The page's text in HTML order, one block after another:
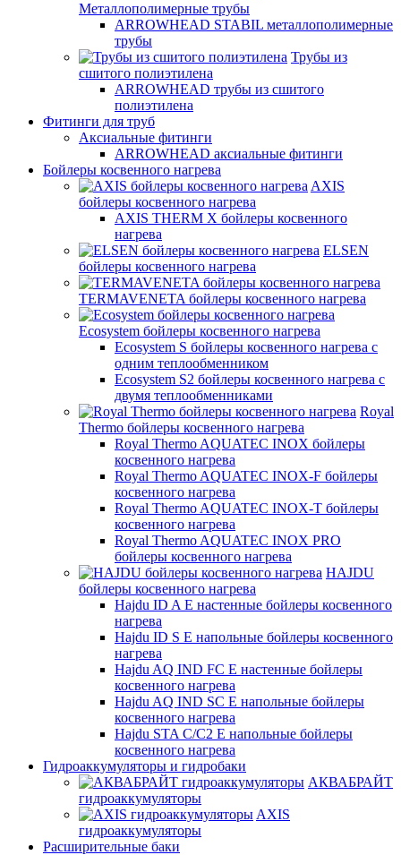
Металлополимерные трубы
ARROWHEAD STABIL металлополимерные
трубы
Трубы из
сшитого полиэтилена
ARROWHEAD трубы из сшитого
полиэтилена
Фитинги для труб
Аксиальные фитинги
ARROWHEAD аксиальные фитинги
Бойлеры косвенного нагрева
AXIS
бойлеры косвенного нагрева
AXIS THERM X бойлеры косвенного
нагрева
ELSEN
бойлеры косвенного нагрева
TERMAVENETA бойлеры косвенного нагрева
Ecosystem бойлеры косвенного нагрева
Ecosystem S бойлеры косвенного нагрева с
одним теплообменником
Ecosystem S2 бойлеры косвенного нагрева с
двумя теплообменниками
Royal
Thermo бойлеры косвенного нагрева
Royal Thermo AQUATEC INOX бойлеры
косвенного нагрева
Royal Thermo AQUATEC INOX-F бойлеры
косвенного нагрева
Royal Thermo AQUATEC INOX-T бойлеры
косвенного нагрева
Royal Thermo AQUATEC INOX PRO
бойлеры косвенного нагрева
HAJDU
бойлеры косвенного нагрева
Hajdu ID A E настенные бойлеры косвенного
нагрева
Hajdu ID S E напольные бойлеры косвенного
нагрева
Hajdu AQ IND FC E настенные бойлеры
косвенного нагрева
Hajdu AQ IND SC E напольные бойлеры
косвенного нагрева
Hajdu STA C/C2 E напольные бойлеры
косвенного нагрева
Гидроаккумуляторы и гидробаки
АКВАБРАЙТ
гидроаккумуляторы
AXIS
гидроаккумуляторы
Расширительные баки